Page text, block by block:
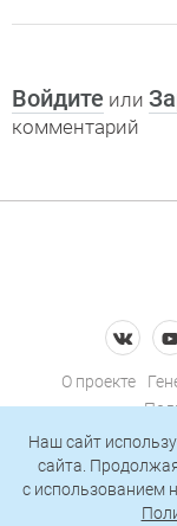
Войдите или
комментарий
О проекте
Наш сайт
сайта.
c использованием